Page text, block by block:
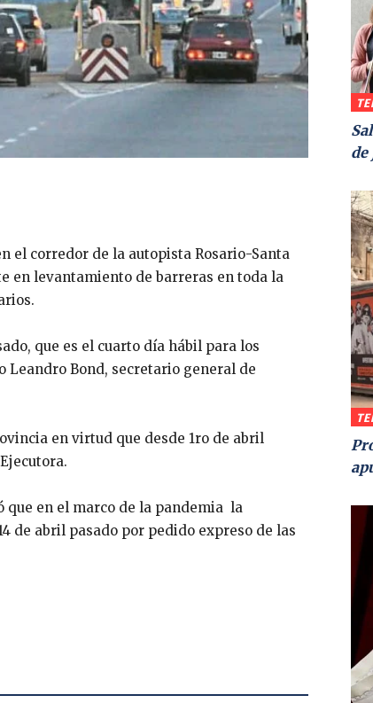
el corredor de la autopista Rosario-Santa
en levantamiento de barreras en toda la
que es el cuarto día hábil para los
Leandro Bond, secretario general de
en virtud que desde 1ro de abril
que en el marco de la pandemia la
de abril pasado por pedido expreso de las
de